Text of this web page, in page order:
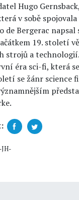
Hugo
v sobě
de Bergerac
19. století
strojů a
éra sci-fi, která
se žánr science
-JH-